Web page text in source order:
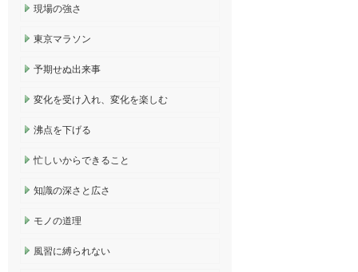
現場の強さ
東京マラソン
予期せぬ出来事
変化を受け入れ、変化を楽しむ
沸点を下げる
忙しいからできること
知識の深さと広さ
モノの道理
風習に縛られない